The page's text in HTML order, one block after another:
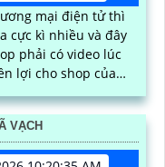
mại điện tử thì
cực kì nhiều và đây
phải có video lúc
lợi cho shop của
xuất video nhanh
VẠCH